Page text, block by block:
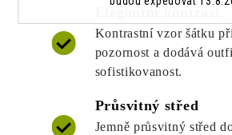
Elegantní kontrast
Kontrastní vzor šátku
pozornost a dodává
sofistikovanost.
Průsvitný střed
Jemně průsvitný střed